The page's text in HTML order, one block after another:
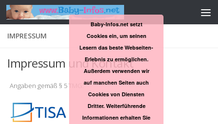
Zum Inhalt springen
IMPRESSUM
Impressum und Kontakt
Angaben gemäß § 5 TMG:
Baby-Infos.net setzt
Cookies ein, um seinen
Lesern das beste Webseiten-
Erlebnis zu ermöglichen.
Außerdem verwenden wir
auf manchen Seiten auch
Cookies von Diensten
Dritter. Weiterführende
Informationen erhalten Sie